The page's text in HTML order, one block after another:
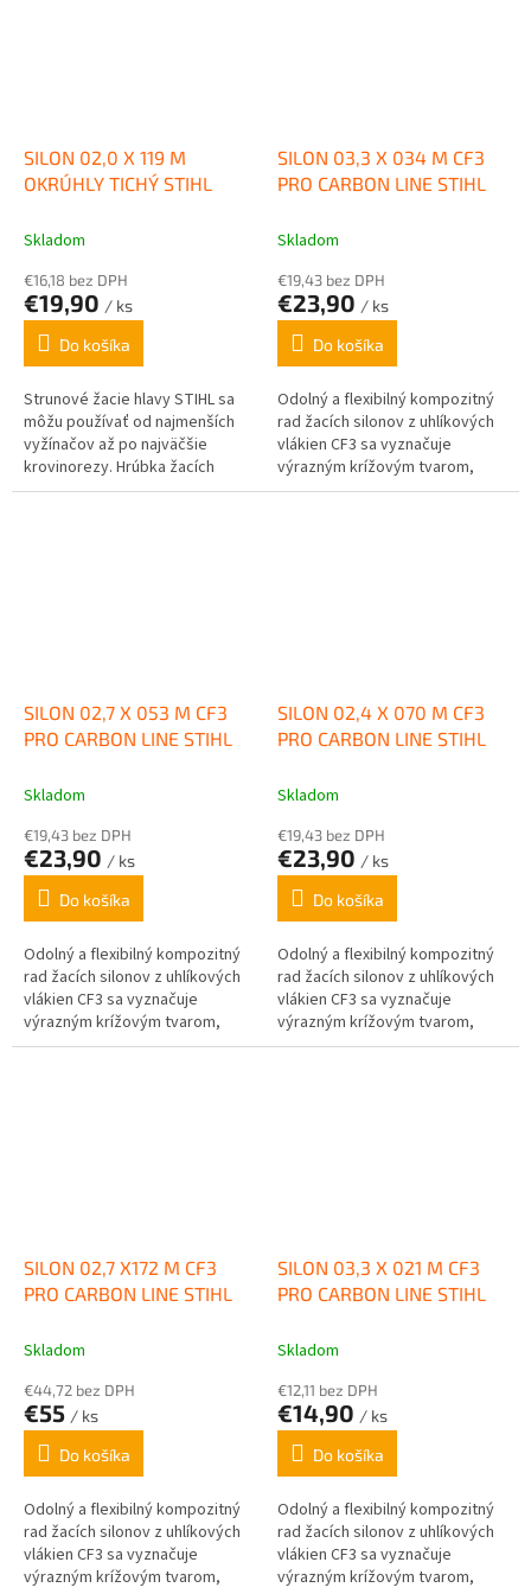
SILON 02,0 X 119 M
OKRÚHLY TICHÝ STIHL
Skladom
€16,18 bez DPH
€19,90 / ks
Do košíka
Strunové žacie hlavy STIHL sa
môžu používať od najmenších
vyžínačov až po najväčšie
krovinorezy. Hrúbka žacích
strún je rôzna podľa výkonovej
SILON 03,3 X 034 M CF3
PRO CARBON LINE STIHL
Skladom
€19,43 bez DPH
€23,90 / ks
Do košíka
Odolný a flexibilný kompozitný
rad žacích silonov z uhlíkových
vlákien CF3 sa vyznačuje
výrazným krížovým tvarom,
ktorý poskytuje ostré rezy...
SILON 02,7 X 053 M CF3
PRO CARBON LINE STIHL
Skladom
€19,43 bez DPH
€23,90 / ks
Do košíka
Odolný a flexibilný kompozitný
rad žacích silonov z uhlíkových
vlákien CF3 sa vyznačuje
výrazným krížovým tvarom,
ktorý poskytuje ostré rezy...
SILON 02,4 X 070 M CF3
PRO CARBON LINE STIHL
Skladom
€19,43 bez DPH
€23,90 / ks
Do košíka
Odolný a flexibilný kompozitný
rad žacích silonov z uhlíkových
vlákien CF3 sa vyznačuje
výrazným krížovým tvarom,
ktorý poskytuje ostré rezy...
SILON 02,7 X172 M CF3
PRO CARBON LINE STIHL
Skladom
€44,72 bez DPH
€55 / ks
Do košíka
Odolný a flexibilný kompozitný
rad žacích silonov z uhlíkových
vlákien CF3 sa vyznačuje
výrazným krížovým tvarom,
SILON 03,3 X 021 M CF3
PRO CARBON LINE STIHL
Skladom
€12,11 bez DPH
€14,90 / ks
Do košíka
Odolný a flexibilný kompozitný
rad žacích silonov z uhlíkových
vlákien CF3 sa vyznačuje
výrazným krížovým tvarom,